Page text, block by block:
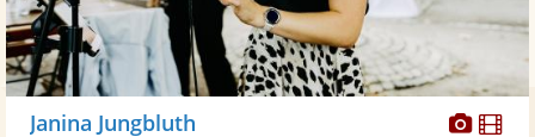
Janina Jungbluth